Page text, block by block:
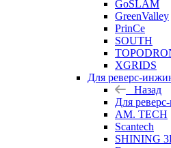
GoSLAM
GreenValley
PrinCe
SOUTH
XGRIDS
Для реверс-
Назад
Для
AM. TECH
Scantech
SHINING